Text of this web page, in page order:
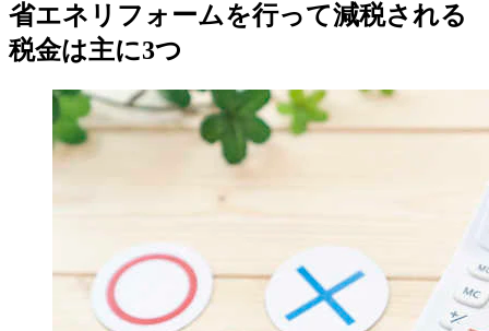
省エネリフォームを行って減税される
税金は主に3つ